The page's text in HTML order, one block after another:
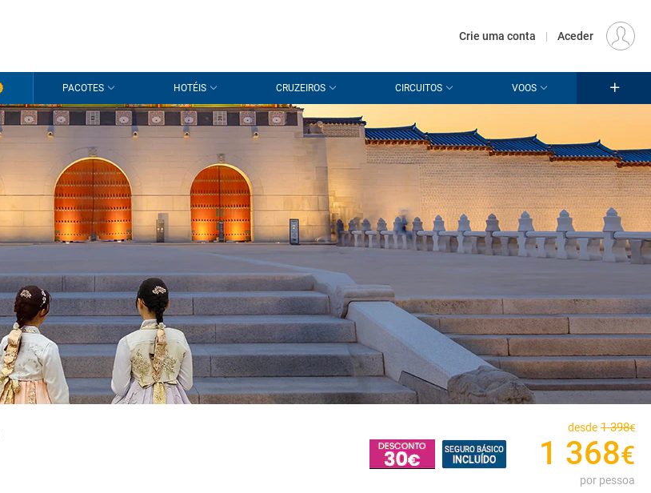
Crie uma conta | Aceder
PACOTES HOTÉIS CRUZEIROS CIRCUITOS VOOS
desde 1 398€
1 368€
por pessoa